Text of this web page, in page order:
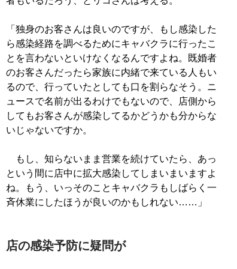
「独身のお客さんは良いのですが、もし感染した
ら感染経路を調べるためにキャバクラに行ったこ
とを言わないといけなくなるんですよね。既婚者
のお客さんだったら家族に内緒で来ている人もい
るので、行っていたとしても口を割らなそう。ニ
ュースで名前が出るわけでもないので、店側から
してもお客さんが感染してるかどうかも分からな
いじゃないですか。
もし、知らないまま営業を続けていたら、あっ
という間に店中に拡大感染してしまいまいますよ
ね。もう、いっそのことキャバクラもしばらく一
斉休業にしたほうが良いのかもしれない……」
店の感染予防に疑問が